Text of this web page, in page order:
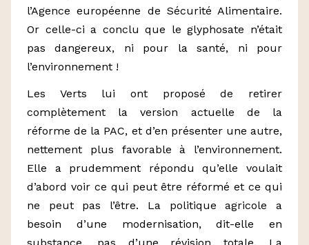
l’Agence européenne de Sécurité Alimentaire.
Or celle-ci a conclu que le glyphosate n’était
pas dangereux, ni pour la santé, ni pour
l’environnement !
Les Verts lui ont proposé de retirer
complètement la version actuelle de la
réforme de la PAC, et d’en présenter une autre,
nettement plus favorable à l’environnement.
Elle a prudemment répondu qu’elle voulait
d’abord voir ce qui peut être réformé et ce qui
ne peut pas l’être. La politique agricole a
besoin d’une modernisation, dit-elle en